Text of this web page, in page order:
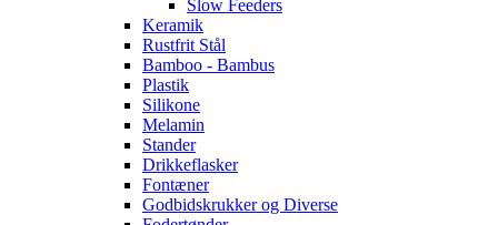
Slow Feeders
Keramik
Rustfrit Stål
Bamboo - Bambus
Plastik
Silikone
Melamin
Stander
Drikkeflasker
Fontæner
Godbidskrukker og Diverse